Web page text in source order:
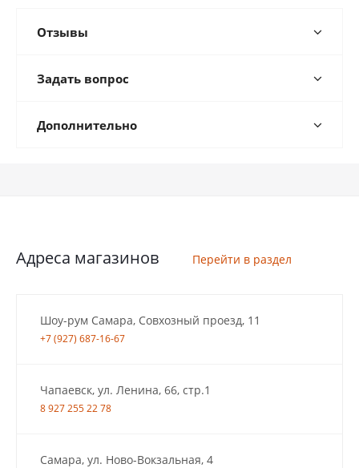
Отзывы
Задать вопрос
Дополнительно
Адреса магазинов Перейти в раздел
Шоу-рум Самара, Совхозный проезд, 11
+7 (927) 687-16-67
Чапаевск, ул. Ленина, 66, стр.1
8 927 255 22 78
Самара, ул. Ново-Вокзальная, 4